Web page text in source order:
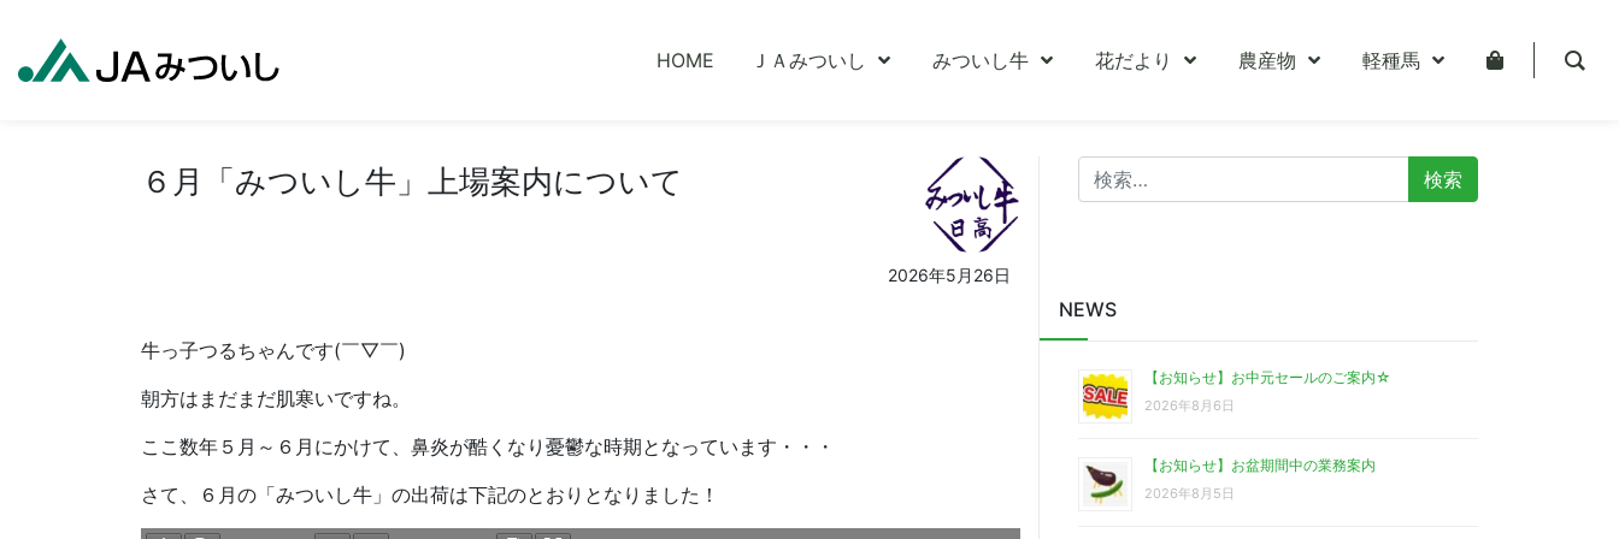
HOME ＪＡみついし みついし牛 花だより 農産物 軽種馬
６月「みついし牛」上場案内について
2026年5月26日
牛っ子つるちゃんです(￣▽￣)
朝方はまだまだ肌寒いですね。
ここ数年５月～６月にかけて、鼻炎が酷くなり憂鬱な時期となっています・・・
さて、６月の「みついし牛」の出荷は下記のとおりとなりました！
検
索:
NEWS
【お知らせ】お中元セールのご案内☆
2026年8月6日
【お知らせ】お盆期間中の業務案内
2026年8月5日